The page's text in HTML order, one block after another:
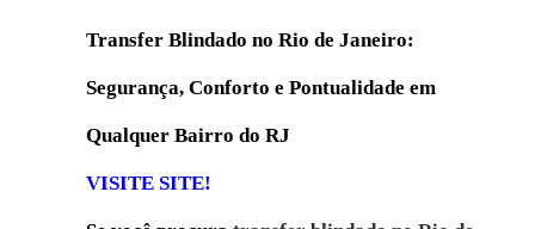
Transfer Blindado no Rio de Janeiro:
Segurança, Conforto e Pontualidade em
Qualquer Bairro do RJ
VISITE SITE!